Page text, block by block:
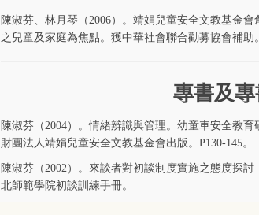
陳淑芬、林月琴（2006）。靖娟兒童安全文教基金
之兒童及家庭為焦點。獲中華社會聯合勸募協會補助。
專書及
陳淑芬（2004）。情緒辨識與管理。幼童車安全教
財團法人靖娟兒童安全文教基金會出版。P130-145。
陳淑芬（2002）。來談者對初談制度實施之態度探
北師範學院初談訓練手冊。